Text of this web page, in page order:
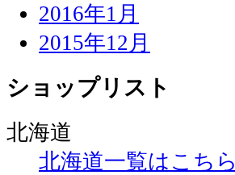
2016年1月
2015年12月
ショップリスト
北海道
北海道一覧はこちら